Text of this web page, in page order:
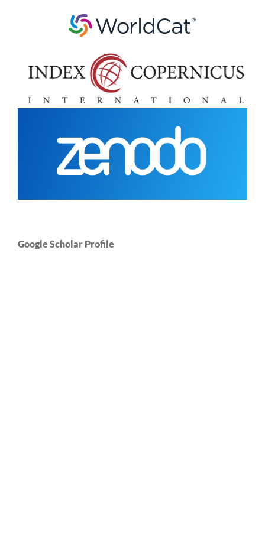
Google Scholar Profile